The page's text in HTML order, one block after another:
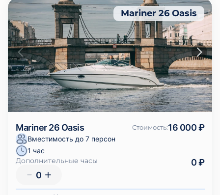
Mariner 26 Oasis
Mariner 26 Oasis Стоимость:16 000 ₽
Вместимость до 7 персон
1 час
Дополнительные часы
0
0 ₽